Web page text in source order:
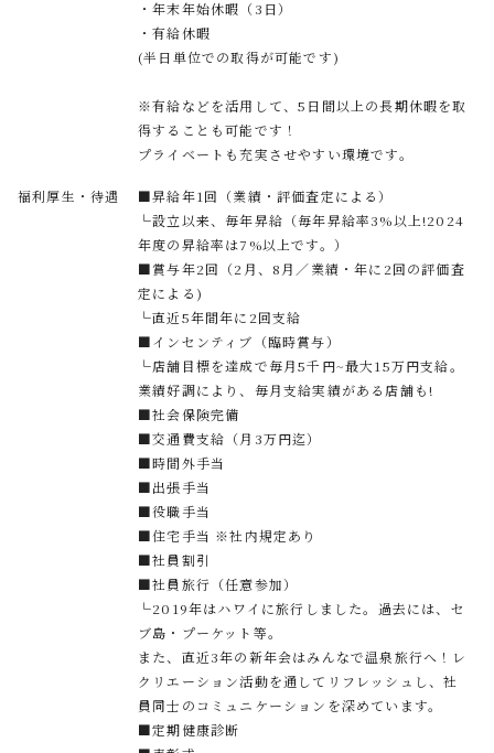
・年末年始休暇（3日）
・有給休暇
(半日単位での取得が可能です)
※有給などを活用して、5日間以上の長期休暇を取
得することも可能です！
プライベートも充実させやすい環境です。
福利厚生・待遇
■昇給年1回（業績・評価査定による）
└設立以来、毎年昇給（毎年昇給率3%以上!2024
年度の昇給率は7%以上です。）
■賞与年2回（2月、8月／業績・年に2回の評価査
定による)
└直近5年間年に2回支給
■インセンティブ（臨時賞与）
└店舗目標を達成で毎月5千円~最大15万円支給。
業績好調により、毎月支給実績がある店舗も!
■社会保険完備
■交通費支給（月3万円迄）
■時間外手当
■出張手当
■役職手当
■住宅手当 ※社内規定あり
■社員割引
■社員旅行（任意参加）
└2019年はハワイに旅行しました。過去には、セ
ブ島・プーケット等。
また、直近3年の新年会はみんなで温泉旅行へ！レ
クリエーション活動を通してリフレッシュし、社
員同士のコミュニケーションを深めています。
■定期健康診断